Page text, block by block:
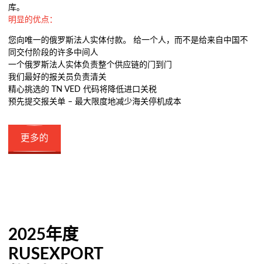
库。
明显的优点：
您向唯一的俄罗斯法人实体付款。 给一个人，而不是给来自中国不
同交付阶段的许多中间人
一个俄罗斯法人实体负责整个供应链的门到门
我们最好的报关员负责清关
精心挑选的 TN VED 代码将降低进口关税
预先提交报关单 – 最大限度地减少海关停机成本
更多的
2025年度
RUSEXPORT